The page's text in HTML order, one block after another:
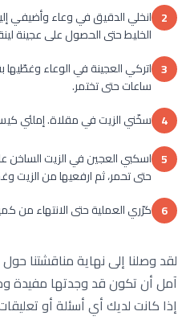
2 انخلي الدقيق في وعاء وأضيفي
الخليط حتى الحصول على عجينة
3
ساعات حتى تختمر.
4 سخّني الزيت في مقلاة. إملئي
5 اسكبي العجين في الزيت الساخن
حتى تحمر، ثم ارفعيها من الزيت
6 كرّري العملية حتى الانتهاء من
لقد وصلنا إلى نهاية مناقشتنا
آمل أن تكون قد وجدتها مفيدة
إذا كانت لديك أي أسئلة أو